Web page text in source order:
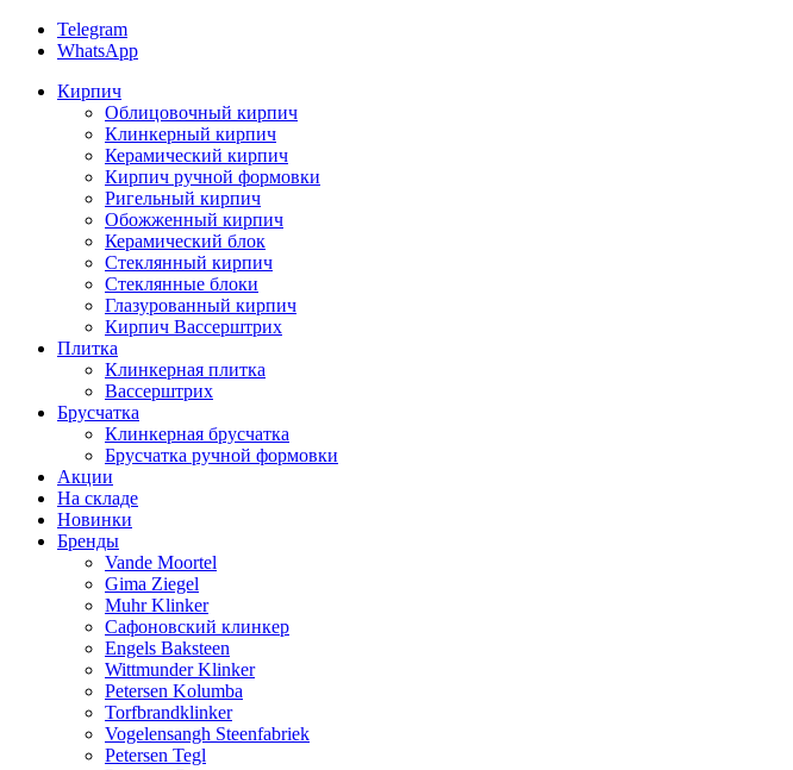
Telegram
WhatsApp
Кирпич
Облицовочный кирпич
Клинкерный кирпич
Керамический кирпич
Кирпич ручной формовки
Ригельный кирпич
Обожженный кирпич
Керамический блок
Стеклянный кирпич
Стеклянные блоки
Глазурованный кирпич
Кирпич Вассерштрих
Плитка
Клинкерная плитка
Вассерштрих
Брусчатка
Клинкерная брусчатка
Брусчатка ручной формовки
Акции
На складе
Новинки
Бренды
Vande Moortel
Gima Ziegel
Muhr Klinker
Сафоновский клинкер
Engels Baksteen
Wittmunder Klinker
Petersen Kolumba
Torfbrandklinker
Vogelensangh Steenfabriek
Petersen Tegl